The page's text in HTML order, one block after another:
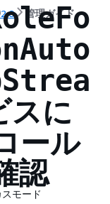
管理ガイド
スに
ール
認
モード